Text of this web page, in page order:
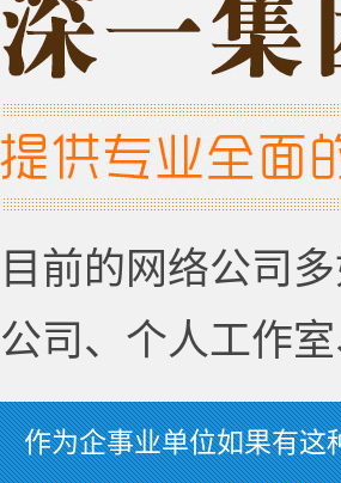
目前的网络公司
公司、个人工作
作为企事业单位如果有这